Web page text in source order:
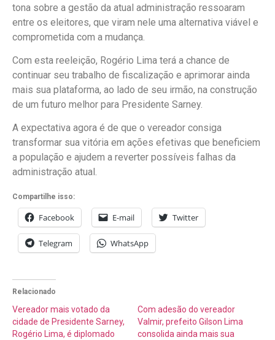
tona sobre a gestão da atual administração ressoaram
entre os eleitores, que viram nele uma alternativa viável e
comprometida com a mudança.
Com esta reeleição, Rogério Lima terá a chance de
continuar seu trabalho de fiscalização e aprimorar ainda
mais sua plataforma, ao lado de seu irmão, na construção
de um futuro melhor para Presidente Sarney.
A expectativa agora é de que o vereador consiga
transformar sua vitória em ações efetivas que beneficiem
a população e ajudem a reverter possíveis falhas da
administração atual.
Compartilhe isso:
Facebook E-mail Twitter
Telegram WhatsApp
Relacionado
Vereador mais votado da
cidade de Presidente Sarney,
Rogério Lima, é diplomado
Com adesão do vereador
Valmir, prefeito Gilson Lima
consolida ainda mais sua